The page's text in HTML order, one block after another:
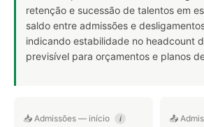
retenção e sucessão de talentos em
saldo entre admissões e
indicando estabilidade no headcount
previsível para orçamentos e planos
📥 Admissões — início i 📤